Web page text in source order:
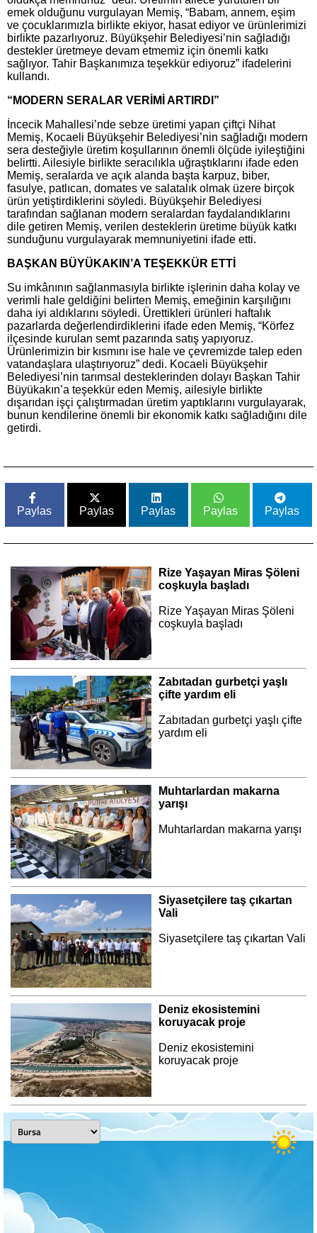
emek olduğunu vurgulayan Memiş, “Babam, annem, eşim
ve çocuklarımızla birlikte ekiyor, hasat ediyor ve ürünlerimizi
birlikte pazarlıyoruz. Büyükşehir Belediyesi’nin sağladığı
destekler üretmeye devam etmemiz için önemli katkı
sağlıyor. Tahir Başkanımıza teşekkür ediyoruz” ifadelerini
kullandı.
“MODERN SERALAR VERİMİ ARTIRDI”
İncecik Mahallesi’nde sebze üretimi yapan çiftçi Nihat
Memiş, Kocaeli Büyükşehir Belediyesi’nin sağladığı modern
sera desteğiyle üretim koşullarının önemli ölçüde iyileştiğini
belirtti. Ailesiyle birlikte seracılıkla uğraştıklarını ifade eden
Memiş, seralarda ve açık alanda başta karpuz, biber,
fasulye, patlıcan, domates ve salatalık olmak üzere birçok
ürün yetiştirdiklerini söyledi. Büyükşehir Belediyesi
tarafından sağlanan modern seralardan faydalandıklarını
dile getiren Memiş, verilen desteklerin üretime büyük katkı
sunduğunu vurgulayarak memnuniyetini ifade etti.
BAŞKAN BÜYÜKAKIN’A TEŞEKKÜR ETTİ
Su imkânının sağlanmasıyla birlikte işlerinin daha kolay ve
verimli hale geldiğini belirten Memiş, emeğinin karşılığını
daha iyi aldıklarını söyledi. Ürettikleri ürünleri haftalık
pazarlarda değerlendirdiklerini ifade eden Memiş, “Körfez
ilçesinde kurulan semt pazarında satış yapıyoruz.
Ürünlerimizin bir kısmını ise hale ve çevremizde talep eden
vatandaşlara ulaştırıyoruz” dedi. Kocaeli Büyükşehir
Belediyesi’nin tarımsal desteklerinden dolayı Başkan Tahir
Büyükakın’a teşekkür eden Memiş, ailesiyle birlikte
dışarıdan işçi çalıştırmadan üretim yaptıklarını vurgulayarak,
bunun kendilerine önemli bir ekonomik katkı sağladığını dile
getirdi.
Paylas Paylas Paylas Paylas Paylas
Rize Yaşayan Miras Şöleni
coşkuyla başladı
Rize Yaşayan Miras Şöleni
coşkuyla başladı
Zabıtadan gurbetçi yaşlı
çifte yardım eli
Zabıtadan gurbetçi yaşlı çifte
yardım eli
Muhtarlardan makarna
yarışı
Muhtarlardan makarna yarışı
Siyasetçilere taş çıkartan
Vali
Siyasetçilere taş çıkartan Vali
Deniz ekosistemini
koruyacak proje
Deniz ekosistemini
koruyacak proje